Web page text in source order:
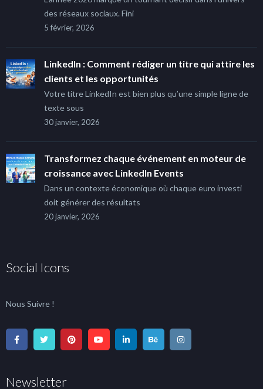
des réseaux sociaux. Fini
5 février, 2026
LinkedIn : Comment rédiger un titre qui attire les
clients et les opportunités
Votre titre LinkedIn est bien plus qu’une simple ligne de
texte sous
30 janvier, 2026
Transformez chaque événement en moteur de
croissance avec LinkedIn Events
Dans un contexte économique où chaque euro investi
doit générer des résultats
20 janvier, 2026
Social Icons
Nous Suivre !
Newsletter